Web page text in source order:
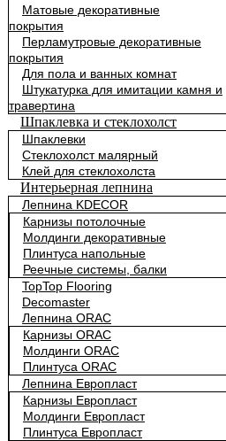
Матовые декоративные
покрытия
Перламутровые декоративные
покрытия
Для пола и ванных комнат
Штукатурка для имитации камня и
травертина
Шпаклевка и стеклохолст
Шпаклевки
Стеклохолст малярный
Клей для стеклохолста
Интерьерная лепнина
Лепнина KDECOR
Карнизы потолочные
Молдинги декоративные
Плинтуса напольные
Реечные системы, балки
TopTop Flooring
Decomaster
Лепнина ORAC
Карнизы ORAC
Молдинги ORAC
Плинтуса ORAC
Лепнина Европласт
Карнизы Европласт
Молдинги Европласт
Плинтуса Европласт